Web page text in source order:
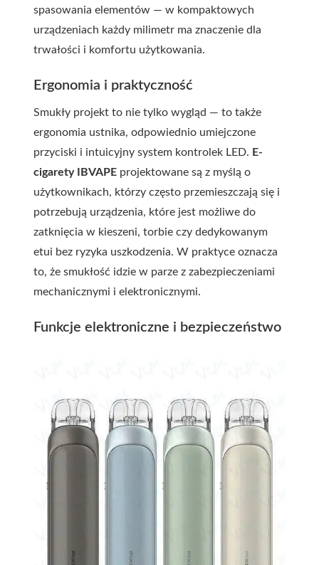
spasowania elementów — w kompaktowych
urządzeniach każdy milimetr ma znaczenie dla
trwałości i komfortu użytkowania.
Ergonomia i praktyczność
Smukły projekt to nie tylko wygląd — to także
ergonomia ustnika, odpowiednio umiejczone
przyciski i intuicyjny system kontrolek LED. E-
cigarety IBVAPE projektowane są z myślą o
użytkownikach, którzy często przemieszczają się i
potrzebują urządzenia, które jest możliwe do
zatknięcia w kieszeni, torbie czy dedykowanym
etui bez ryzyka uszkodzenia. W praktyce oznacza
to, że smukłość idzie w parze z zabezpieczeniami
mechanicznymi i elektronicznymi.
Funkcje elektroniczne i bezpieczeństwo